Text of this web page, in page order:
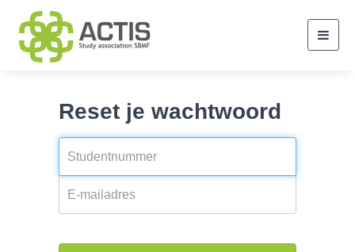
Reset je wachtwoord